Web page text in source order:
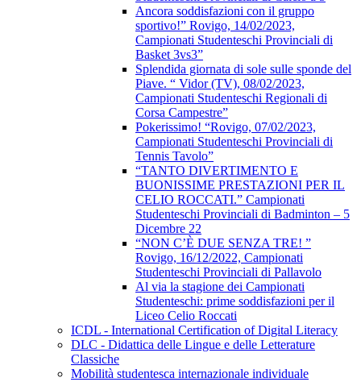
Ancora soddisfazioni con il gruppo
sportivo!” Rovigo, 14/02/2023,
Campionati Studenteschi Provinciali di
Basket 3vs3”
Splendida giornata di sole sulle sponde del
Piave. “ Vidor (TV), 08/02/2023,
Campionati Studenteschi Regionali di
Corsa Campestre”
Pokerissimo! “Rovigo, 07/02/2023,
Campionati Studenteschi Provinciali di
Tennis Tavolo”
“TANTO DIVERTIMENTO E
BUONISSIME PRESTAZIONI PER IL
CELIO ROCCATI.” Campionati
Studenteschi Provinciali di Badminton – 5
Dicembre 22
“NON C’È DUE SENZA TRE! ”
Rovigo, 16/12/2022, Campionati
Studenteschi Provinciali di Pallavolo
Al via la stagione dei Campionati
Studenteschi: prime soddisfazioni per il
Liceo Celio Roccati
ICDL - International Certification of Digital Literacy
DLC - Didattica delle Lingue e delle Letterature
Classiche
Mobilità studentesca internazionale individuale